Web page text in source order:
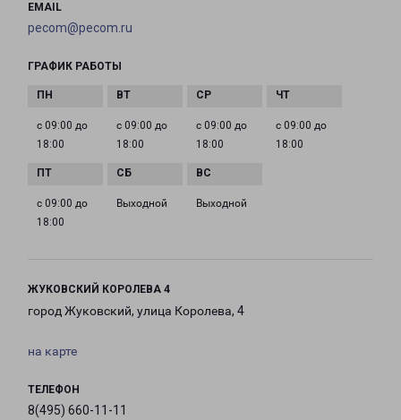
EMAIL
pecom@pecom.ru
ГРАФИК РАБОТЫ
с 09:00 до
18:00
с 09:00 до
18:00
с 09:00 до
18:00
с 09:00 до
18:00
с 09:00 до
18:00
Выходной Выходной
ЖУКОВСКИЙ КОРОЛЕВА 4
город Жуковский, улица Королева, 4
на карте
ТЕЛЕФОН
8(495) 660-11-11